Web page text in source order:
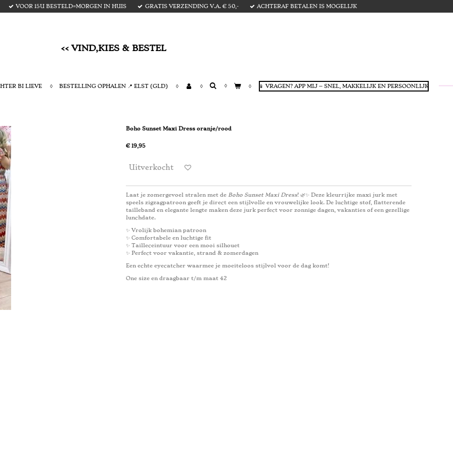
VOOR 15U BESTELD=MORGEN IN HUIS GRATIS VERZENDING V.A. € 50,- ACHTERAF BETALEN IS MOGELIJK
<< VIND,KIES & BESTEL
BI LIEVE BESTELLING OPHALEN 📍 ELST (GLD) 📱 VRAGEN? APP MIJ – SNEL, MAKKELIJK EN PERSOONLIJK
Boho Sunset Maxi Dress oranje/rood
€ 19,95
Uitverkocht
Laat je zomergevoel stralen met de Boho Sunset Maxi Dress! 🌿✨ Deze kleurrijke maxi jurk met
speels zigzagpatroon geeft je direct een stijlvolle en vrouwelijke look. De luchtige stof, flatterende
tailleband en elegante lengte maken deze jurk perfect voor zonnige dagen, vakanties of een gezellige
lunchdate.
✨ Vrolijk bohemian patroon
✨ Comfortabele en luchtige fit
✨ Tailleceintuur voor een mooi silhouet
✨ Perfect voor vakantie, strand & zomerdagen
Een echte eyecatcher waarmee je moeiteloos stijlvol voor de dag komt!
One size en draagbaar t/m maat 42